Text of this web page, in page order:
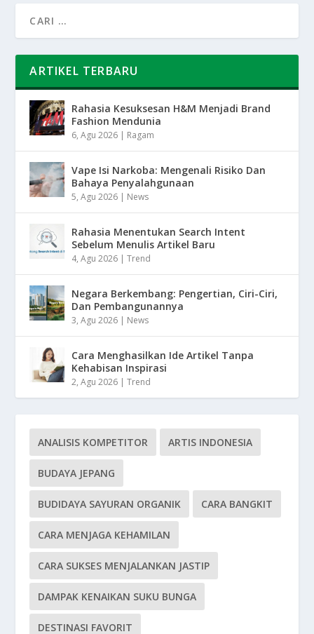
ARTIKEL TERBARU
Rahasia Kesuksesan H&M Menjadi Brand
Fashion Mendunia
6, Agu 2026 | Ragam
Vape Isi Narkoba: Mengenali Risiko Dan
Bahaya Penyalahgunaan
5, Agu 2026 | News
Rahasia Menentukan Search Intent
Sebelum Menulis Artikel Baru
4, Agu 2026 |Trend
Negara Berkembang: Pengertian, Ciri-Ciri,
Dan Pembangunannya
3, Agu 2026 | News
Cara Menghasilkan Ide Artikel Tanpa
Kehabisan Inspirasi
2, Agu 2026 |Trend
ANALISIS KOMPETITOR ARTIS INDONESIA
BUDAYA JEPANG
BUDIDAYA SAYURAN ORGANIK CARA BANGKIT
CARA MENJAGA KEHAMILAN
CARA SUKSES MENJALANKAN JASTIP
DAMPAK KENAIKAN SUKU BUNGA
DESTINASI FAVORIT